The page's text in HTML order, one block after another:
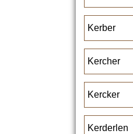
Kerber
Kercher
Kercker
Kerderlen